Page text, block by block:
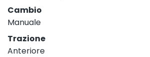
Cambio
Manuale
Trazione
Anteriore